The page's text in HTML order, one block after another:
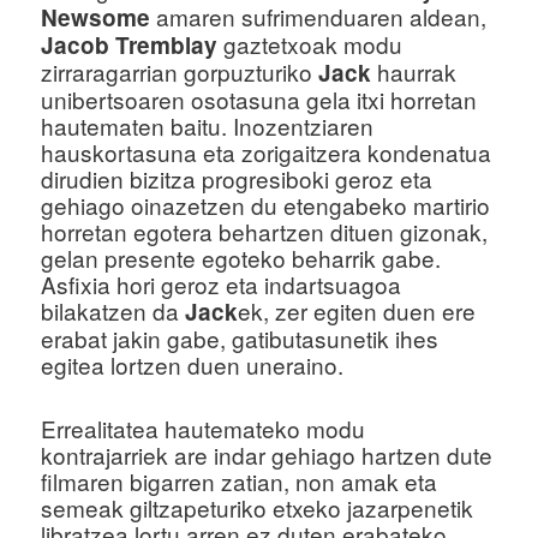
Newsome amaren sufrimenduaren aldean,
Jacob Tremblay gaztetxoak modu
zirraragarrian gorpuzturikoJack haurrak
unibertsoaren osotasuna gela itxi horretan
hautematen baitu. Inozentziaren
hauskortasuna eta zorigaitzera kondenatua
dirudien bizitza progresiboki geroz eta
gehiago oinazetzen du etengabeko martirio
horretan egotera behartzen dituen gizonak,
gelan presente egoteko beharrik gabe.
Asfixia hori geroz eta indartsuagoa
bilakatzen daJackek, zer egiten duen ere
erabat jakin gabe, gatibutasunetik ihes
egitea lortzen duen uneraino.
Errealitatea hautemateko modu
kontrajarriek are indar gehiago hartzen dute
filmaren bigarren zatian, non amak eta
semeak giltzapeturiko etxeko jazarpenetik